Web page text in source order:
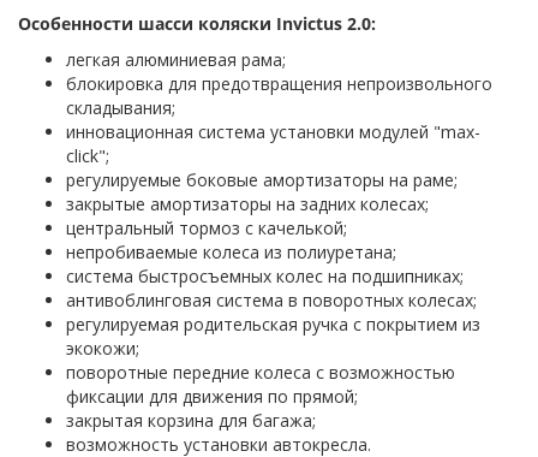
Особенности шасси коляски Invictus 2.0:
легкая алюминиевая рама;
блокировка для предотвращения непроизвольного
складывания;
инновационная система установки модулей "max-
click";
регулируемые боковые амортизаторы на раме;
закрытые амортизаторы на задних колесах;
центральный тормоз с качелькой;
непробиваемые колеса из полиуретана;
система быстросъемных колес на подшипниках;
антивоблинговая система в поворотных колесах;
регулируемая родительская ручка с покрытием из
экокожи;
поворотные передние колеса с возможностью
фиксации для движения по прямой;
закрытая корзина для багажа;
возможность установки автокресла.